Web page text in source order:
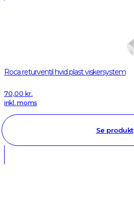
Roca returventil hvid plast viskersystem
70,00 kr.
inkl. moms
Se produkt